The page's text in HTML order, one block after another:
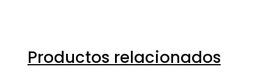
Productos relacionados